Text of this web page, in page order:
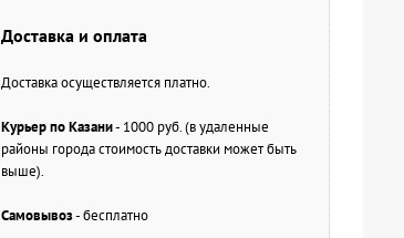
Доставка и оплата
Доставка осуществляется платно.
Курьер по Казани- 1000 руб. (в удаленные
районы города стоимость доставки может быть
выше).
Самовывоз- бесплатно